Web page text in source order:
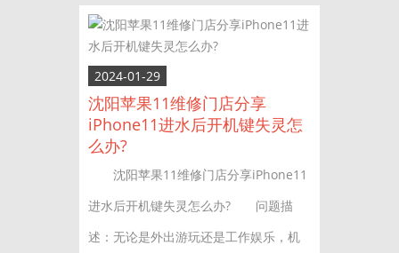
2024-01-29
沈阳苹果11维修门店分享
iPhone11进水后开机键失灵怎
么办?
沈阳苹果11维修门店分享iPhone11
进水后开机键失灵怎么办? 问题描
述：无论是外出游玩还是工作娱乐，机